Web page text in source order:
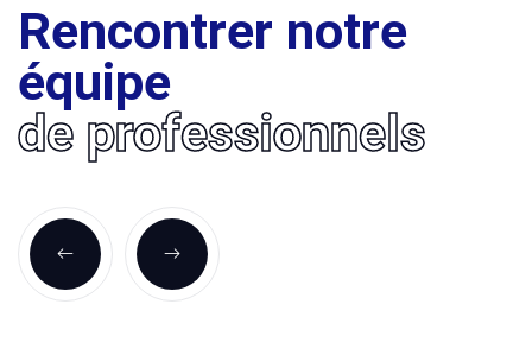
Rencontrer notre
équipe
de professionnels